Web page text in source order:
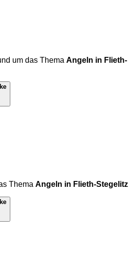
um das Thema Angeln in Flieth-
Thema Angeln in Flieth-Stegelitz